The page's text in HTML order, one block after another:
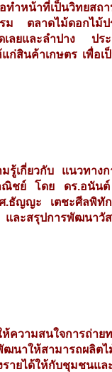
ทำหน้าที่เป็นวิทยส
ม ตลาดไม้ดอกไม้
ลยและลำปาง ปร
สินค้าเกษตร เพื่อเ
มรู้เกี่ยวกับ แนวทา
าณิชย์ โดย ดร.อนั
ธัญญะ เตชะศีลพิทั
ละสรุปการพัฒนาวั
ามสนใจการถ่ายท
ฒนาให้สามารถผลิต
ายได้ให้กับชุมชนแล